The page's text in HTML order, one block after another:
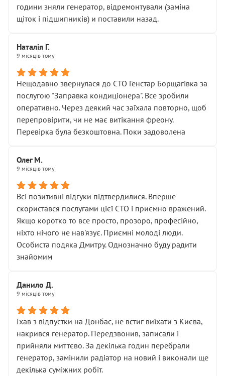
години зняли генератор, відремонтували (заміна
щіток і підшипників) и поставили назад.
Наталія Г.
9 місяців тому
Нещодавно звернулася до СТО Генстар Борщагівка за
послугою "Заправка кондиціонера". Все зробили
оперативно. Через деякий час заїхала повторно, щоб
перепровірити, чи не має витікання фреону.
Перевірка була безкоштовна. Поки задоволена
Олег М.
9 місяців тому
Всі позитивні відгуки підтвердилися. Вперше
скористався послугами цієї СТО і приємно вражений.
Якщо коротко то все просто, прозоро, професійно,
ніхто нічого не нав'язує. Приємні молоді люди.
Особиста подяка Дмитру. Однозначно буду радити
знайомим
Данило Д.
9 місяців тому
Їхав з відпустки на Донбас, не встиг виїхати з Києва,
накрився генератор. Передзвонив, записали і
прийняли миттєво. За декілька годин перебрали
генератор, замінили радіатор на новий і виконали ще
декілька суміжних робіт.